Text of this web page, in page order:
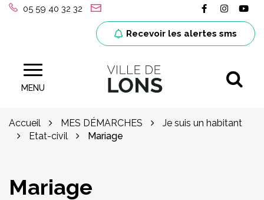
Gestion des traceurs
05 59 40 32 32 Lien vers le
Lien
Recevoir les alertes sms
MENU Site officiel de la ville de Lons (64)
Accueil MES DÉMARCHES
Je suis un habitant
Etat-civil
Mariage
Mariage